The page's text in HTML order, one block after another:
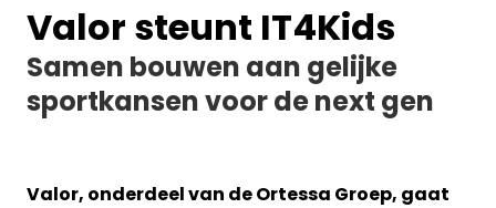
Valor steunt IT4Kids
Samen bouwen aan gelijke
sportkansen voor de next gen
Valor, onderdeel van de Ortessa Groep, gaat